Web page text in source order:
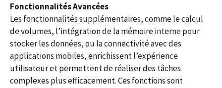
Fonctionnalités Avancées
Les fonctionnalités supplémentaires, comme le calcul
de volumes, l’intégration de la mémoire interne pour
stocker les données, ou la connectivité avec des
applications mobiles, enrichissent l’expérience
utilisateur et permettent de réaliser des tâches
complexes plus efficacement. Ces fonctions sont